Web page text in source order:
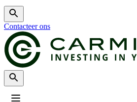
Contacteer ons